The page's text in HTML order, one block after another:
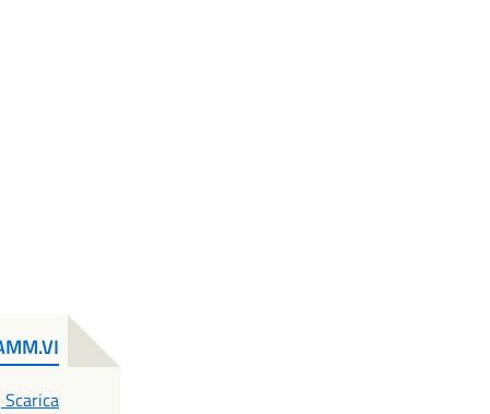
PDF
Scarica